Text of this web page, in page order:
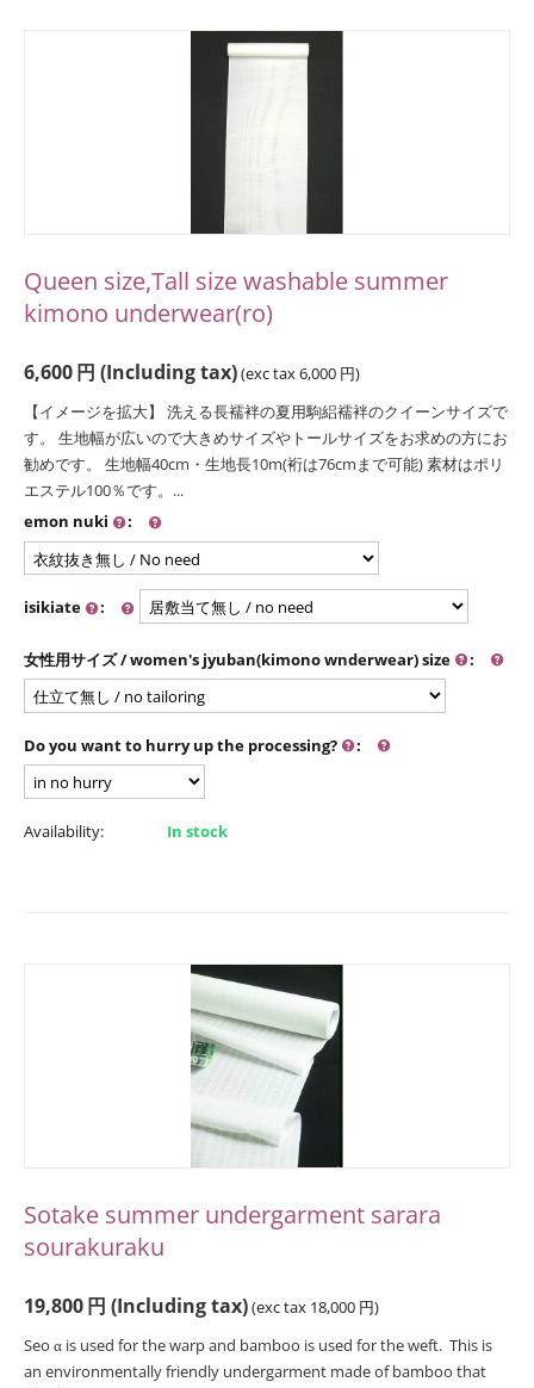
Queen size,Tall size washable summer
kimono underwear(ro)
6,600円 (Including tax)(exc tax6,000 円)
【イメージを拡大】 洗える長襦袢の夏用駒絽襦袢のクイーンサイズで
す。 生地幅が広いので大きめサイズやトールサイズをお求めの方にお
勧めです。 生地幅40cm・生地長10m(裄は76cmまで可能) 素材はポリ
エステル100％です。...
emon nuki
:
isikiate :
女性用サイズ / women's jyuban(kimono wnderwear) size :
Do you want to hurry up the processing? :
Availability: In stock
Sotake summer undergarment sarara
sourakuraku
19,800円 (Including tax)(exc tax 18,000 円)
Seo α is used for the warp and bamboo is used for the weft. This is
an environmentally friendly undergarment made of bamboo that